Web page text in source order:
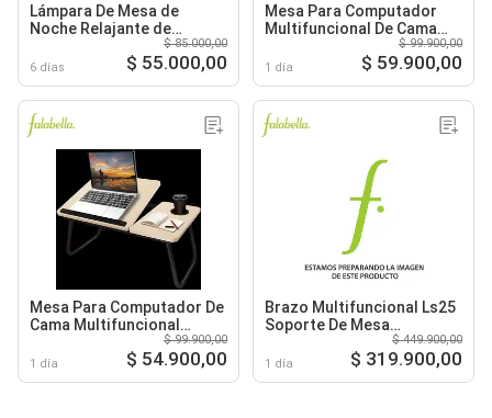
Lámpara De Mesa de
Noche Relajante de
Medusa con Movimiento
3720
6 días
$ 85.000,00
$ 55.000,00
Mesa Para Computador
Multifuncional De Cama
Plegable Ajustable
Cromado
1 día
$ 99.900,00
$ 59.900,00
Mesa Para Computador De
Cama Multifuncional
Plegable Ajustable Natural
1 día
$ 99.900,00
$ 54.900,00
Brazo Multifuncional Ls25
Soporte De Mesa
Extensible Cenital
1 día
$ 449.900,00
$ 319.900,00